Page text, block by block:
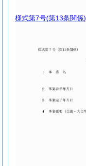
様式第7号(第13条関係)